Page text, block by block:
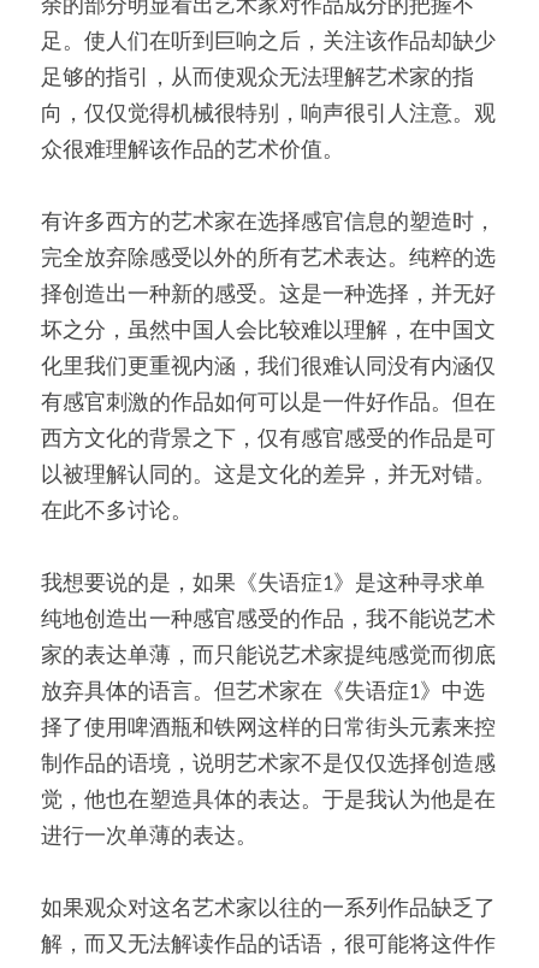
余的部分明显看出艺术家对作品成分的把握不
足。使人们在听到巨响之后，关注该作品却缺少
足够的指引，从而使观众无法理解艺术家的指
向，仅仅觉得机械很特别，响声很引人注意。观
众很难理解该作品的艺术价值。
有许多西方的艺术家在选择感官信息的塑造时，
完全放弃除感受以外的所有艺术表达。纯粹的选
择创造出一种新的感受。这是一种选择，并无好
坏之分，虽然中国人会比较难以理解，在中国文
化里我们更重视内涵，我们很难认同没有内涵仅
有感官刺激的作品如何可以是一件好作品。但在
西方文化的背景之下，仅有感官感受的作品是可
以被理解认同的。这是文化的差异，并无对错。
在此不多讨论。
我想要说的是，如果《失语症1》是这种寻求单
纯地创造出一种感官感受的作品，我不能说艺术
家的表达单薄，而只能说艺术家提纯感觉而彻底
放弃具体的语言。但艺术家在《失语症1》中选
择了使用啤酒瓶和铁网这样的日常街头元素来控
制作品的语境，说明艺术家不是仅仅选择创造感
觉，他也在塑造具体的表达。于是我认为他是在
进行一次单薄的表达。
如果观众对这名艺术家以往的一系列作品缺乏了
解，而又无法解读作品的话语，很可能将这件作